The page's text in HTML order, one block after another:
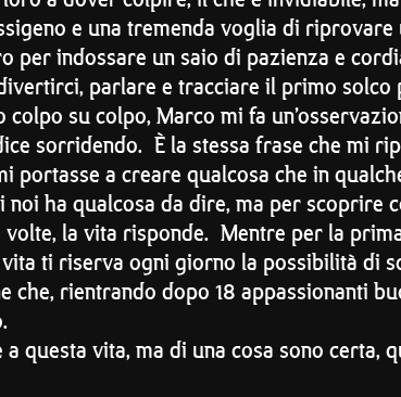
e una tremenda voglia di
per indossare un saio di pazienza e
parlare e tracciare il primo
su colpo, Marco mi fa
sorridendo. È la stessa frase che mi
portasse a creare qualcosa che in
ha qualcosa da dire, ma per scoprire
volte, la vita risponde. Mentre per la
ti riserva ogni giorno la possibilità di
che, rientrando dopo 18 appassionanti
questa vita, ma di una cosa sono certa,